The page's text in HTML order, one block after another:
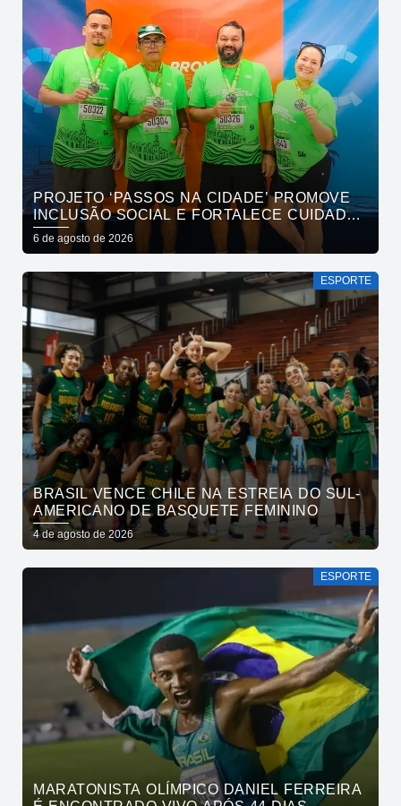
PROJETO ‘PASSOS NA CIDADE’ PROMOVE
INCLUSÃO SOCIAL E FORTALECE CUIDADO
EM SAÚDE MENTAL POR MEIO DA CORRIDA
6 de agosto de 2026
ESPORTE
BRASIL VENCE CHILE NA ESTREIA DO SUL-
AMERICANO DE BASQUETE FEMININO
4 de agosto de 2026
ESPORTE
MARATONISTA OLÍMPICO DANIEL FERREIRA